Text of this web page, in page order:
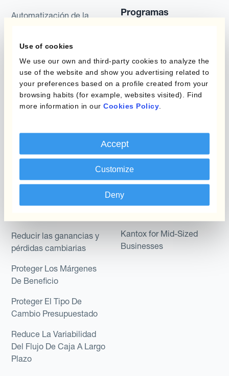
Use of cookies
We use our own and third-party cookies to analyze the
use of the website and show you advertising related to
your preferences based on a profile created from your
browsing habits (for example, websites visited). Find
more information in our Cookies Policy
Accept
Customize
Deny
Automatización de la
Kantox Dynamic
Hedging®
Hedge Accounting
Payments & Collections
Reducir las ganancias y
pérdidas cambiarias
Proteger Los Márgenes
De Beneficio
Proteger El Tipo De
Cambio Presupuestado
Reduce La Variabilidad
Del Flujo De Caja A Largo
Plazo
Programas
Micro-Hedging
Combinaciones de
Programas de Cobertura
Posición
Kantox para Directores
Financieros
Kantox para Tesoreros
Kantox for Mid-Sized
Businesses